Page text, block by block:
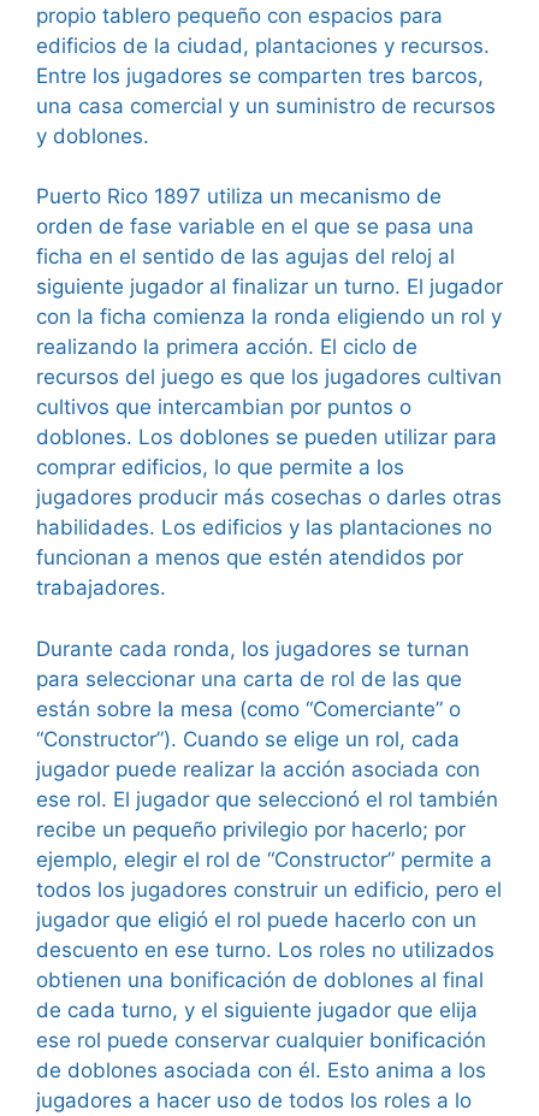
propio tablero pequeño con espacios para
edificios de la ciudad, plantaciones y recursos.
Entre los jugadores se comparten tres barcos,
una casa comercial y un suministro de recursos
y doblones.
Puerto Rico 1897 utiliza un mecanismo de
orden de fase variable en el que se pasa una
ficha en el sentido de las agujas del reloj al
siguiente jugador al finalizar un turno. El jugador
con la ficha comienza la ronda eligiendo un rol y
realizando la primera acción. El ciclo de
recursos del juego es que los jugadores cultivan
cultivos que intercambian por puntos o
doblones. Los doblones se pueden utilizar para
comprar edificios, lo que permite a los
jugadores producir más cosechas o darles otras
habilidades. Los edificios y las plantaciones no
funcionan a menos que estén atendidos por
trabajadores.
Durante cada ronda, los jugadores se turnan
para seleccionar una carta de rol de las que
están sobre la mesa (como “Comerciante” o
“Constructor”). Cuando se elige un rol, cada
jugador puede realizar la acción asociada con
ese rol. El jugador que seleccionó el rol también
recibe un pequeño privilegio por hacerlo; por
ejemplo, elegir el rol de “Constructor” permite a
todos los jugadores construir un edificio, pero el
jugador que eligió el rol puede hacerlo con un
descuento en ese turno. Los roles no utilizados
obtienen una bonificación de doblones al final
de cada turno, y el siguiente jugador que elija
ese rol puede conservar cualquier bonificación
de doblones asociada con él. Esto anima a los
jugadores a hacer uso de todos los roles a lo